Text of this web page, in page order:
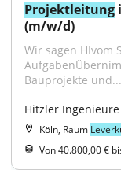
Projektleitung
(m/w/d)
Wir sagen HIvom
Bauprojekte und...
Hitzler Ingenieure
Köln, Raum
Von 40.800,00 €